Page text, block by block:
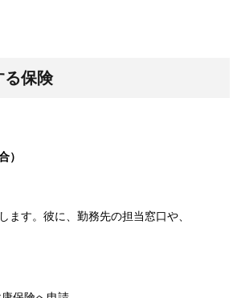
いつ？
はその姿を見...
る保険
）
す。彼に、勤務先の担当窓口や、